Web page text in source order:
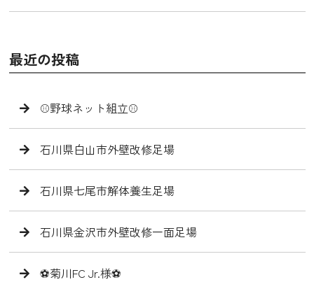
最近の投稿
⚾️野球ネット組立⚾️
石川県白山市外壁改修足場
石川県七尾市解体養生足場
石川県金沢市外壁改修一面足場
⚽️菊川FC Jr.様⚽️